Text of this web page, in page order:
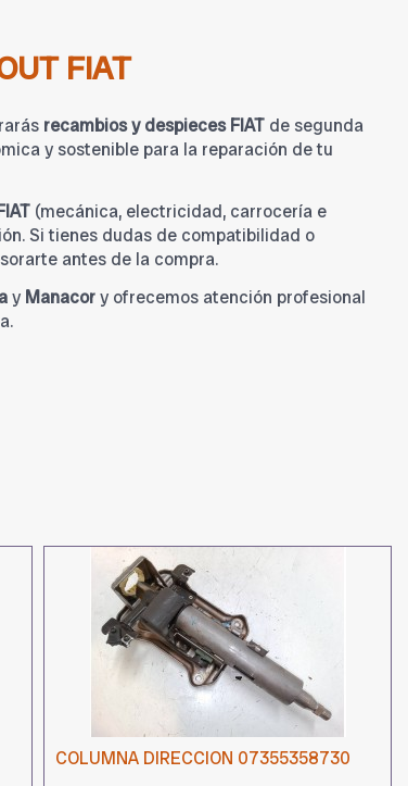
FIAT
recambios y despieces FIAT de segunda
y sostenible para la reparación de tu
(mecánica, electricidad, carrocería e
Si tienes dudas de compatibilidad o
antes de la compra.
y Manacory ofrecemos atención profesional
COLUMNA DIRECCION 07355358730